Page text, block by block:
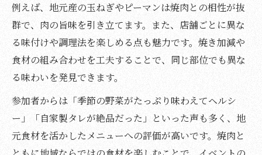
例えば、地元産の玉ねぎやピーマンは焼肉との相性が抜
群で、肉の旨味を引き立てます。また、店舗ごとに異な
る味付けや調理法を楽しめる点も魅力です。焼き加減や
食材の組み合わせを工夫することで、同じ部位でも異な
る味わいを発見できます。
参加者からは「季節の野菜がたっぷり味わえてヘルシ
ー」「自家製タレが絶品だった」といった声も多く、地
元食材を活かしたメニューへの評価が高いです。焼肉と